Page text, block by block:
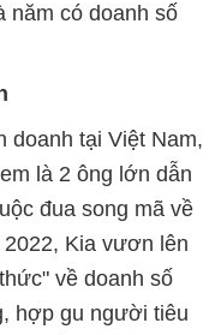
năm có doanh số
doanh tại Việt Nam,
là 2 ông lớn dẫn
đua song mã về
Kia vươn lên
về doanh số
hợp gu người tiêu